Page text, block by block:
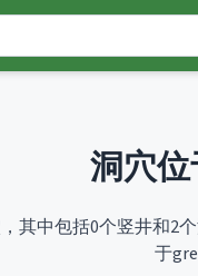
洞穴
其中包括0个竖井和2个
于